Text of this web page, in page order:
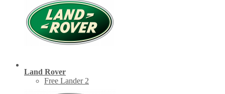
Land Rover
Free Lander 2